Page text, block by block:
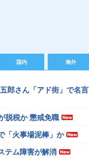
国内 海外
郎さん「アド街」で名言
脱税か 懲戒免職
「火事場泥棒」か
テム障害が解消